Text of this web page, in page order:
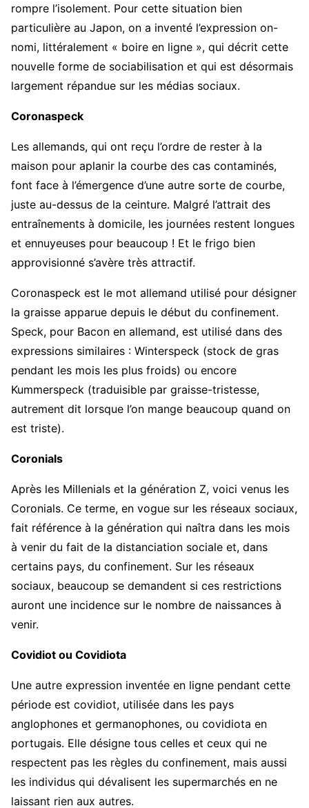
rompre l’isolement. Pour cette situation bien
particulière au Japon, on a inventé l’expression on-
nomi, littéralement « boire en ligne », qui décrit cette
nouvelle forme de sociabilisation et qui est désormais
largement répandue sur les médias sociaux.
Coronaspeck
Les allemands, qui ont reçu l’ordre de rester à la
maison pour aplanir la courbe des cas contaminés,
font face à l’émergence d’une autre sorte de courbe,
juste au-dessus de la ceinture. Malgré l’attrait des
entraînements à domicile, les journées restent longues
et ennuyeuses pour beaucoup ! Et le frigo bien
approvisionné s’avère très attractif.
Coronaspeck est le mot allemand utilisé pour désigner
la graisse apparue depuis le début du confinement.
Speck, pour Bacon en allemand, est utilisé dans des
expressions similaires : Winterspeck (stock de gras
pendant les mois les plus froids) ou encore
Kummerspeck (traduisible par graisse-tristesse,
autrement dit lorsque l’on mange beaucoup quand on
est triste).
Coronials
Après les Millenials et la génération Z, voici venus les
Coronials. Ce terme, en vogue sur les réseaux sociaux,
fait référence à la génération qui naîtra dans les mois
à venir du fait de la distanciation sociale et, dans
certains pays, du confinement. Sur les réseaux
sociaux, beaucoup se demandent si ces restrictions
auront une incidence sur le nombre de naissances à
venir.
Covidiot ou Covidiota
Une autre expression inventée en ligne pendant cette
période est covidiot, utilisée dans les pays
anglophones et germanophones, ou covidiota en
portugais. Elle désigne tous celles et ceux qui ne
respectent pas les règles du confinement, mais aussi
les individus qui dévalisent les supermarchés en ne
laissant rien aux autres.